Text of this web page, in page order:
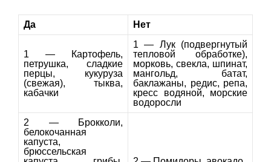
Да Нет
1 — Картофель,
петрушка, сладкие
перцы, кукуруза
(свежая), тыква,
кабачки
1 — Лук (подвергнутый
тепловой обработке),
морковь, свекла, шпинат,
мангольд, батат,
баклажаны, редис, репа,
кресс водяной, морские
водоросли
2 — Брокколи,
белокочанная
капуста,
брюссельская